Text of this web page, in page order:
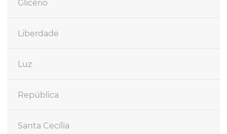
Glicério
Liberdade
Luz
República
Santa Cecília